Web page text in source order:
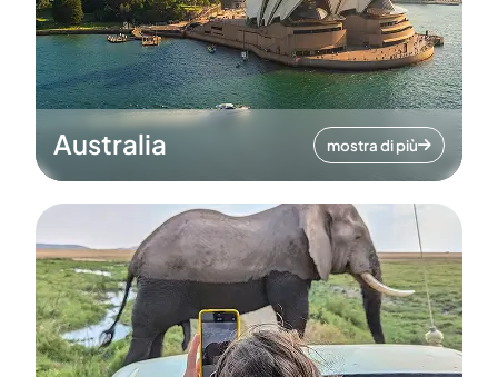
Australia mostra di più